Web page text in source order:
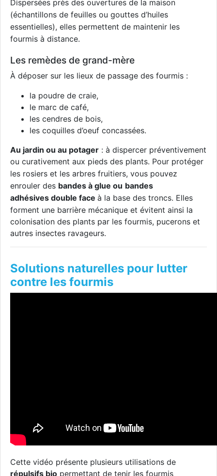
Dispersées près des ouvertures de la maison
(échantillons de feuilles ou gouttes d’huiles
essentielles), elles permettent de maintenir les
fourmis à distance.
Les remèdes de grand-mère
À déposer sur les lieux de passage des fourmis :
la poudre de craie,
le marc de café,
les cendres de bois,
les coquilles d’oeuf concassées.
Au jardin ou au potager : à dispercer préventivement
ou curativement aux pieds des plants. Pour protéger
les rosiers et les arbres fruitiers, vous pouvez
enrouler des bandes à glue ou bandes
adhésives double face à la base des troncs. Elles
forment une barrière mécanique et évitent ainsi la
colonisation des plants par les fourmis, pucerons et
autres insectes ravageurs.
Solutions naturelles pour lutter
contre les fourmis
Cette vidéo présente plusieurs utilisations de
répulsifs bio permettant de tenir les fourmis